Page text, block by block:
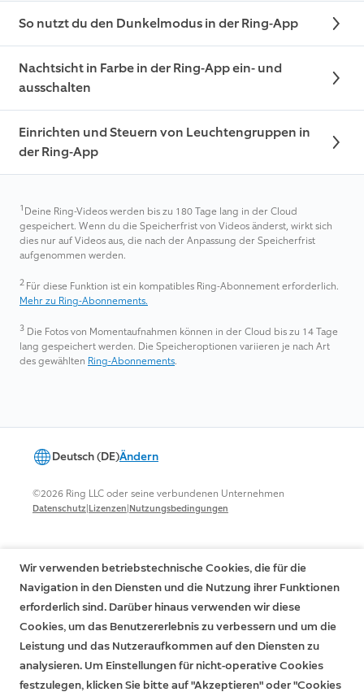
So nutzt du den Dunkelmodus in der Ring-App
Nachtsicht in Farbe in der Ring-App ein- und
ausschalten
Einrichten und Steuern von Leuchtengruppen in
der Ring-App
1 Deine Ring-Videos werden bis zu 180 Tage lang in der Cloud
gespeichert. Wenn du die Speicherfrist von Videos änderst, wirkt sich
dies nur auf Videos aus, die nach der Anpassung der Speicherfrist
aufgenommen werden.
2 Für diese Funktion ist ein kompatibles Ring-Abonnement erforderlich.
Mehr zu Ring-Abonnements.
3 Die Fotos von Momentaufnahmen können in der Cloud bis zu 14 Tage
lang gespeichert werden. Die Speicheroptionen variieren je nach Art
des gewählten Ring-Abonnements.
Deutsch (DE)Ändern
©2026 Ring LLC oder seine verbundenen Unternehmen
Datenschutz|Lizenzen|Nutzungsbedingungen
Wir verwenden betriebstechnische Cookies, die für die
Navigation in den Diensten und die Nutzung ihrer Funktionen
erforderlich sind. Darüber hinaus verwenden wir diese
Cookies, um das Benutzererlebnis zu verbessern und um die
Leistung und das Nutzeraufkommen auf den Diensten zu
analysieren. Um Einstellungen für nicht-operative Cookies
festzulegen, klicken Sie bitte auf "Akzeptieren" oder "Cookies